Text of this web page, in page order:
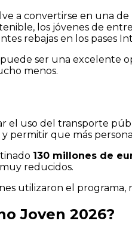
a convertirse en una de
los jóvenes de
rebajas en los pases
ser una
menos.
uso del transporte
permitir que más
130 millones de
reducidos.
utilizaron el
Joven 2026?